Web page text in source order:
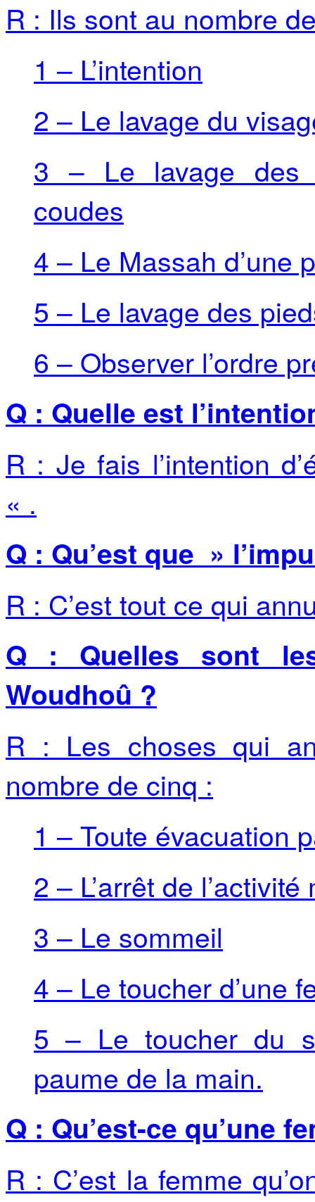
R : Ils sont au nombre
1 – L’intention
2 – Le lavage du
3 – Le lavage des
coudes
4 – Le Massah d’une
5 – Le lavage des
6 – Observer l’ordre
Q : Quelle est
R : Je fais l’intention
« .
Q : Qu’est que »
R : C’est tout ce qui
Q : Quelles sont
Woudhoû ?
R : Les choses qui
nombre de cinq :
1 – Toute évacuation
2 – L’arrêt de
3 – Le sommeil
4 – Le toucher d’une
5 – Le toucher du
paume de la main.
Q : Qu’est-ce qu’une
R : C’est la femme